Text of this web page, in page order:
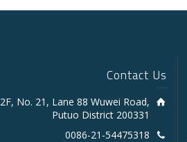
Contact Us
2F, No. 21, Lane 88 Wuwei Road,
Putuo District 200331
0086-21-54475318